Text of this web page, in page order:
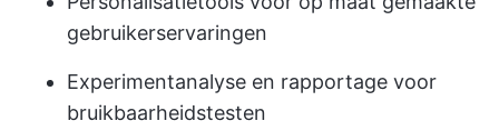
gebruikerservaringen
Experimentanalyse en rapportage voor
bruikbaarheidstesten